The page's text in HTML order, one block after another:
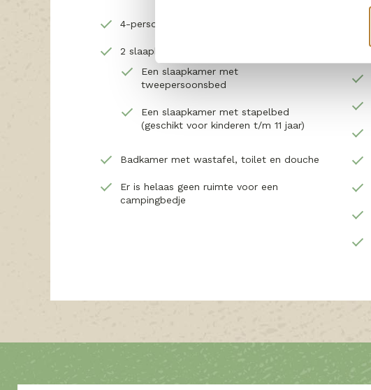
4-persoons accommodatie
2 slaapkamers
Een slaapkamer met
tweepersoonsbed
Een slaapkamer met stapelbed
(geschikt voor kinderen t/m 11 jaar)
Badkamer met wastafel, toilet en douche
Er is helaas geen ruimte voor een
campingbedje